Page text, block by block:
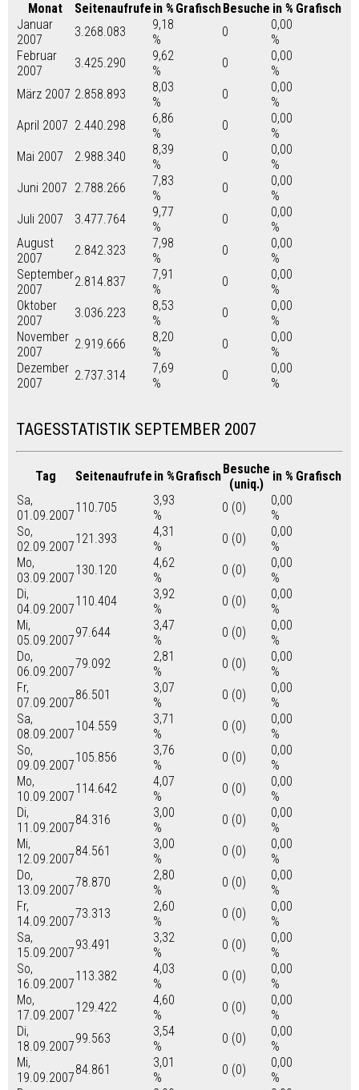
Monat Seitenaufrufe in % GrafischBesuche in % Grafisch
Januar
2007
3.268.083
9,18
%
0
0,00
%
Februar
2007
3.425.290
9,62
%
0
0,00
%
März 2007 2.858.893
8,03
%
0
0,00
%
April 2007 2.440.298
6,86
%
0
0,00
%
Mai 2007
2.988.340
8,39
%
0
0,00
%
Juni 2007 2.788.266
7,83
%
0
0,00
%
Juli 2007
3.477.764
9,77
%
0
0,00
%
August
2007
2.842.323
7,98
%
0
0,00
%
September
2007
2.814.837
7,91
%
0
0,00
%
Oktober
2007
3.036.223
8,53
%
0
0,00
%
November
2007
2.919.666
8,20
%
0
0,00
%
Dezember
2007
2.737.314
7,69
%
0
0,00
%
TAGESSTATISTIK SEPTEMBER 2007
Tag Seitenaufrufe in %GrafischBesuche
(uniq.)
in % Grafisch
Sa,
01.09.2007
110.705
3,93
%
0 (0)
0,00
%
So,
02.09.2007
121.393
4,31
%
0 (0)
0,00
%
Mo,
03.09.2007
130.120
4,62
%
0 (0)
0,00
%
Di,
04.09.2007
110.404
3,92
%
0 (0)
0,00
%
Mi,
05.09.2007
97.644
3,47
%
0 (0)
0,00
%
Do,
06.09.2007
79.092
2,81
%
0 (0)
0,00
%
Fr,
07.09.2007
86.501
3,07
%
0 (0)
0,00
%
Sa,
08.09.2007
104.559
3,71
%
0 (0)
0,00
%
So,
09.09.2007
105.856
3,76
%
0 (0)
0,00
%
Mo,
10.09.2007
114.642
4,07
%
0 (0)
0,00
%
Di,
11.09.2007
84.316
3,00
%
0 (0)
0,00
%
Mi,
12.09.2007
84.561
3,00
%
0 (0)
0,00
%
Do,
13.09.2007
78.870
2,80
%
0 (0)
0,00
%
Fr,
14.09.2007
73.313
2,60
%
0 (0)
0,00
%
Sa,
15.09.2007
93.491
3,32
%
0 (0)
0,00
%
So,
16.09.2007
113.382
4,03
%
0 (0)
0,00
%
Mo,
17.09.2007
129.422
4,60
%
0 (0)
0,00
%
Di,
18.09.2007
99.563
3,54
%
0 (0)
0,00
%
Mi,
19.09.2007
84.861
3,01
%
0 (0)
0,00
%